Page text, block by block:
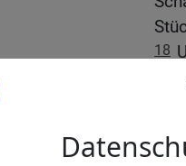
18
je